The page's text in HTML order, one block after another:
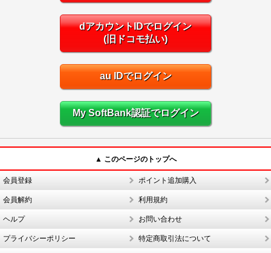
dアカウントIDでログイン
(旧ドコモ払い)
au IDでログイン
My SoftBank認証でログイン
▲ このページのトップへ
会員登録 ポイント追加購入
会員解約 利用規約
ヘルプ お問い合わせ
プライバシーポリシー 特定商取引法について